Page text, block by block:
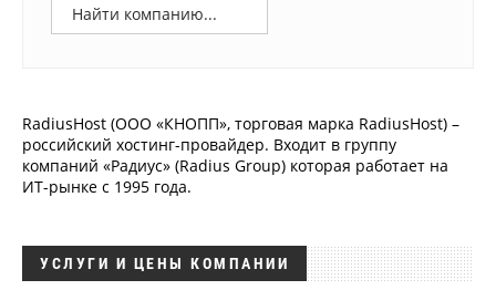
Аналитика
ТВ
Реклама
Telegram
Дзен
RadiusHost (ООО «КНОПП», торговая марка RadiusHost) –
российский хостинг-провайдер. Входит в группу
компаний «Радиус» (Radius Group) которая работает на
ИТ-рынке с 1995 года.
УСЛУГИ И ЦЕНЫ КОМПАНИИ